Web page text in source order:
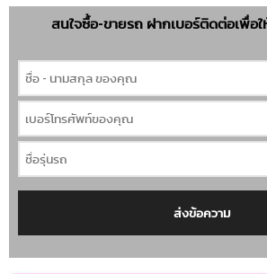
สนใจซื้อ-ขายรถ ฝากเบอร์ติดต่อเพื่อ
ส่งข้อความ